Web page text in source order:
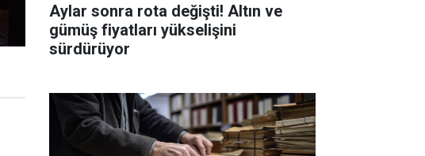
Aylar sonra rota değişti! Altın ve
gümüş fiyatları yükselişini
sürdürüyor